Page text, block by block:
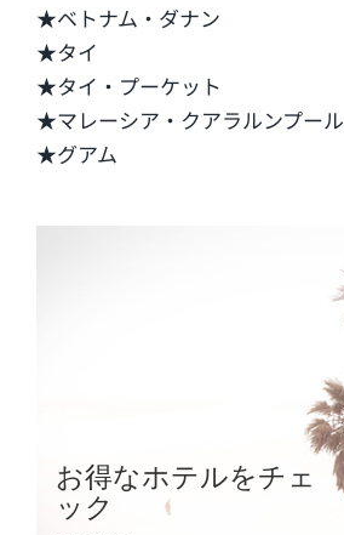
★ベトナム・ダナン
★タイ
★タイ・プーケット
★マレーシア・クアラルンプール
★グアム